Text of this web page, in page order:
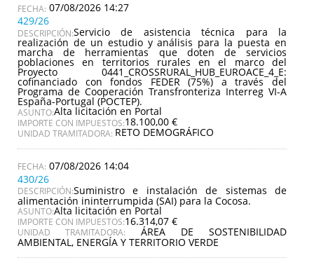
07/08/2026 14:27
429/26
DESCRIPCIÓN:Servicio de asistencia técnica para la
realización de un estudio y análisis para la puesta en
marcha de herramientas que doten de servicios
poblaciones en territorios rurales en el marco del
Proyecto 0441_CROSSRURAL_HUB_EUROACE_4_E:
cofinanciado con fondos FEDER (75%) a través del
Programa de Cooperación Transfronteriza Interreg VI-A
España-Portugal (POCTEP).
ASUNTO:Alta licitación en Portal
IMPORTE CON IMPUESTOS:18.100,00 €
UNIDAD TRAMITADORA: RETO DEMOGRÁFICO
07/08/2026 14:04
430/26
DESCRIPCIÓN:Suministro e instalación de sistemas de
alimentación ininterrumpida (SAI) para la Cocosa.
ASUNTO:Alta licitación en Portal
IMPORTE CON IMPUESTOS:16.314,07 €
UNIDAD TRAMITADORA: ÁREA DE SOSTENIBILIDAD
AMBIENTAL, ENERGÍA Y TERRITORIO VERDE